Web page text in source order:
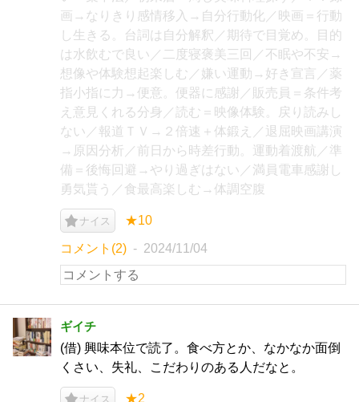
画→なりきり感情移入→自分行動化／映画＝行動
し生きる。台詞は自分解釈／期待で目覚め。目的
は水飲むで良い／二度寝褒美三回／不眠や不安→
想像や体験想起楽しむ／嫌い運動→好き宣言／薬
指小指に力→便意。便器に感謝／販売員＝条件考
え意見くれる分身／読む＝映像体験。戻り読みし
ない／報道ＴＶ→２倍速＋体鍛え／退屈映画講演
→原因分析／前日から時差行動。運動着渡航／準
備＝後悔回避→やり過ぎはない／満員電車感謝し
勇気貰う／食最高楽しむ→体調空腹
ナイス ★10
コメント(2) 2024/11/04
ギイチ
(借) 興味本位で読了。食べ方とか、なかなか面倒
くさい、失礼、こだわりのある人だなと。
ナイス ★2